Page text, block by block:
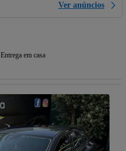
Ver anúncios
Entrega em casa